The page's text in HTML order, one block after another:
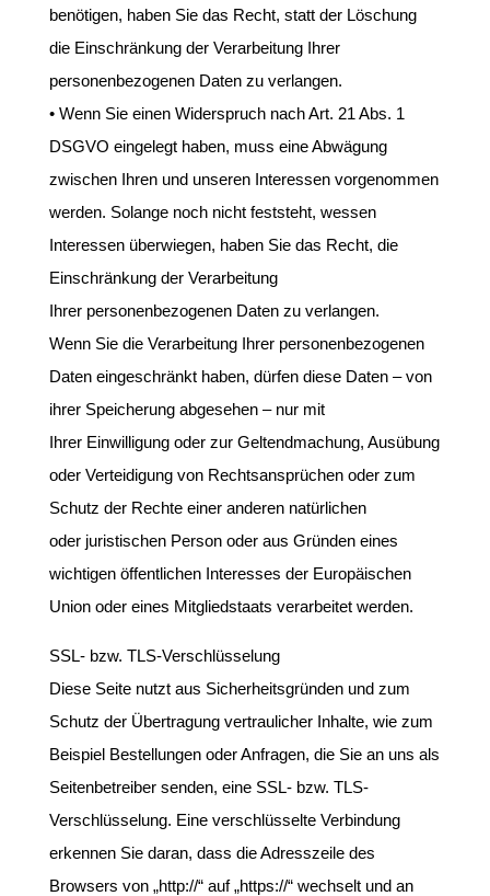
benötigen, haben Sie das Recht, statt der Löschung
die Einschränkung der Verarbeitung Ihrer
personenbezogenen Daten zu verlangen.
• Wenn Sie einen Widerspruch nach Art. 21 Abs. 1
DSGVO eingelegt haben, muss eine Abwägung
zwischen Ihren und unseren Interessen vorgenommen
werden. Solange noch nicht feststeht, wessen
Interessen überwiegen, haben Sie das Recht, die
Einschränkung der Verarbeitung
Ihrer personenbezogenen Daten zu verlangen.
Wenn Sie die Verarbeitung Ihrer personenbezogenen
Daten eingeschränkt haben, dürfen diese Daten – von
ihrer Speicherung abgesehen – nur mit
Ihrer Einwilligung oder zur Geltendmachung, Ausübung
oder Verteidigung von Rechtsansprüchen oder zum
Schutz der Rechte einer anderen natürlichen
oder juristischen Person oder aus Gründen eines
wichtigen öffentlichen Interesses der Europäischen
Union oder eines Mitgliedstaats verarbeitet werden.
SSL- bzw. TLS-Verschlüsselung
Diese Seite nutzt aus Sicherheitsgründen und zum
Schutz der Übertragung vertraulicher Inhalte, wie zum
Beispiel Bestellungen oder Anfragen, die Sie an uns als
Seitenbetreiber senden, eine SSL- bzw. TLS-
Verschlüsselung. Eine verschlüsselte Verbindung
erkennen Sie daran, dass die Adresszeile des
Browsers von „http://“ auf „https://“ wechselt und an